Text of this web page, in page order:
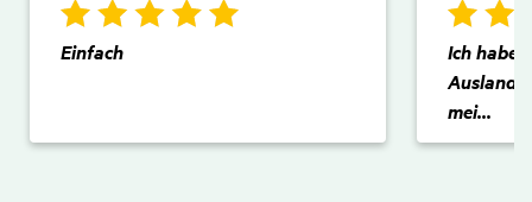
Einfach
Ich habe
mei...